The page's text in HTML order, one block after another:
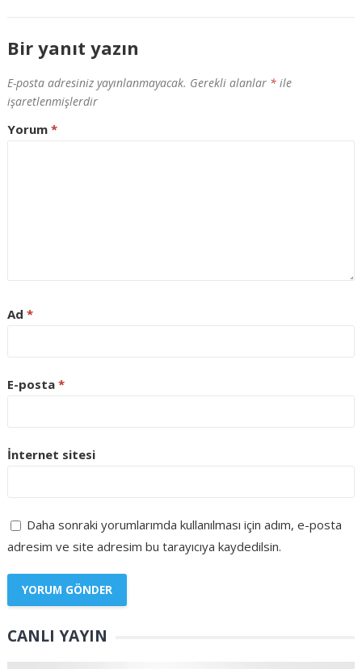
Bir yanıt yazın
E-posta adresiniz yayınlanmayacak. Gerekli alanlar *ile
işaretlenmişlerdir
Yorum *
Ad *
E-posta *
İnternet sitesi
Daha sonraki yorumlarımda kullanılması için adım, e-posta
adresim ve site adresim bu tarayıcıya kaydedilsin.
CANLI YAYIN